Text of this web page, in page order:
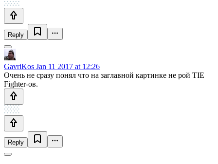
Reply
GavriKos Jan 11 2017 at 12:26
Очень не сразу понял что на заглавной картинке не рой TIE
Fighter-ов.
Reply